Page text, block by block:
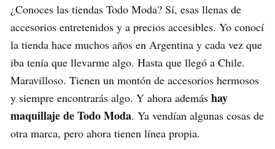
¿Conoces las tiendas Todo Moda? Sí, esas llenas de
accesorios entretenidos y a precios accesibles. Yo conocí
la tienda hace muchos años en Argentina y cada vez que
iba tenía que llevarme algo. Hasta que llegó a Chile.
Maravilloso. Tienen un montón de accesorios hermosos
y siempre encontrarás algo. Y ahora además hay
maquillaje de Todo Moda. Ya vendían algunas cosas de
otra marca, pero ahora tienen línea propia.